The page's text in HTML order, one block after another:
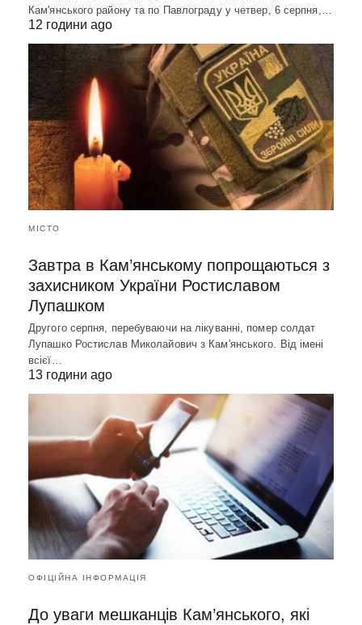
Кам'янського району та по Павлограду у четвер, 6 серпня,…
12 години ago
МІСТО
Завтра в Кам’янському попрощаються з
захисником України Ростиславом
Лупашком
Другого серпня, перебуваючи на лікуванні, помер солдат
Лупашко Ростислав Миколайович з Кам'янського. Від імені
всієї…
13 години ago
ОФІЦІЙНА ІНФОРМАЦІЯ
До уваги мешканців Кам’янського, які